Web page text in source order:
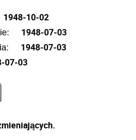
1948-10-02
1948-07-03
1948-07-03
07-03